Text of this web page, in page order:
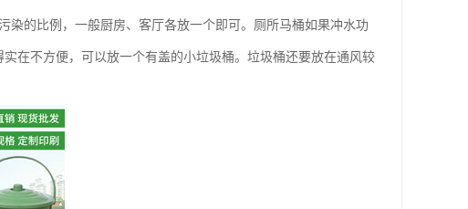
染的比例，一般厨房、客厅各放一个即可。厕所马桶如果冲水功
在不方便，可以放一个有盖的小垃圾桶。垃圾桶还要放在通风较